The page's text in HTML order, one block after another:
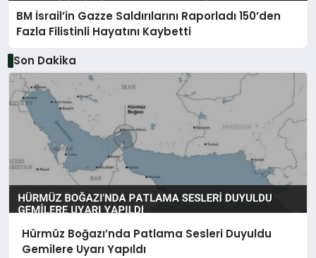
BM İsrail’in Gazze Saldırılarını Raporladı 150’den
Fazla Filistinli Hayatını Kaybetti
Son Dakika
Hürmüz Boğazı’nda Patlama Sesleri Duyuldu
Gemilere Uyarı Yapıldı